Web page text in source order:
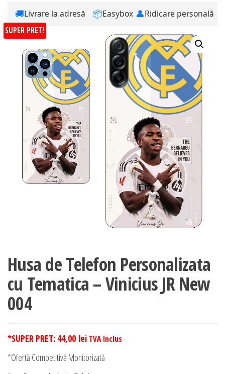
🚚Livrare la adresă 📦Easybox 👤Ridicare personală
SUPER PRET!
Husa de Telefon Personalizata
cu Tematica – Vinicius JR New
004
*SUPER PRET: 44,00 lei TVA Inclus
*Ofertă Competitivă Monitorizată